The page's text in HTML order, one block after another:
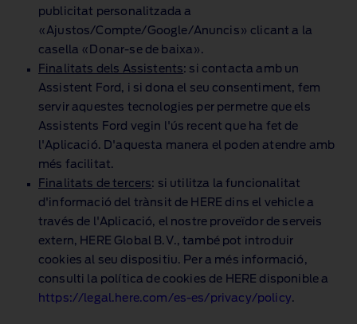
publicitat personalitzada a
«Ajustos/Compte/Google/Anuncis» clicant a la
casella «Donar‑se de baixa».
Finalitats dels Assistents: si contacta amb un
Assistent Ford, i si dona el seu consentiment, fem
servir aquestes tecnologies per permetre que els
Assistents Ford vegin l'ús recent que ha fet de
l'Aplicació. D'aquesta manera el poden atendre amb
més facilitat.
Finalitats de tercers: si utilitza la funcionalitat
d'informació del trànsit de HERE dins el vehicle a
través de l'Aplicació, el nostre proveïdor de serveis
extern, HERE Global B.V., també pot introduir
cookies al seu dispositiu. Per a més informació,
consulti la política de cookies de HERE disponible a
https://legal.here.com/es‑es/privacy/policy.